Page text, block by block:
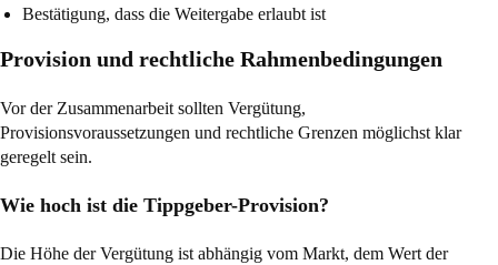
Bestätigung, dass die Weitergabe erlaubt ist
Provision und rechtliche Rahmenbedingungen
Vor der Zusammenarbeit sollten Vergütung,
Provisionsvoraussetzungen und rechtliche Grenzen möglichst klar
geregelt sein.
Wie hoch ist die Tippgeber-Provision?
Die Höhe der Vergütung ist abhängig vom Markt, dem Wert der